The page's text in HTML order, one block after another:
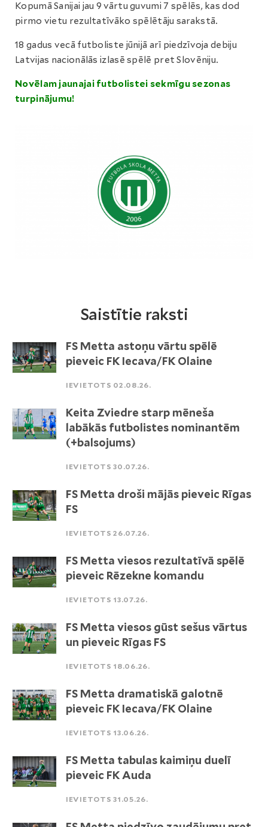
Kopumā Sanijai jau 9 vārtu guvumi 7 spēlēs, kas dod
pirmo vietu rezultatīvāko spēlētāju sarakstā.
18 gadus vecā futboliste jūnijā arī piedzīvoja debiju
Latvijas nacionālās izlasē spēlē pret Slovēniju.
Novēlam jaunajai futbolistei sekmīgu sezonas
turpinājumu!
Saistītie raksti
FS Metta astoņu vārtu spēlē
pieveic FK Iecava/FK Olaine
IEVIETOTS 02.08.26.
Keita Zviedre starp mēneša
labākās futbolistes nominantēm
(+balsojums)
IEVIETOTS 30.07.26.
FS Metta droši mājās pieveic Rīgas
FS
IEVIETOTS 26.07.26.
FS Metta viesos rezultatīvā spēlē
pieveic Rēzekne komandu
IEVIETOTS 13.07.26.
FS Metta viesos gūst sešus vārtus
un pieveic Rīgas FS
IEVIETOTS 18.06.26.
FS Metta dramatiskā galotnē
pieveic FK Iecava/FK Olaine
IEVIETOTS 13.06.26.
FS Metta tabulas kaimiņu duelī
pieveic FK Auda
IEVIETOTS 31.05.26.